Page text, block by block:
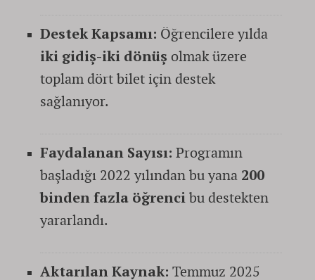
Destek Kapsamı: Öğrencilere yılda
iki gidiş-iki dönüş olmak üzere
toplam dört bilet için destek
sağlanıyor.
Faydalanan Sayısı: Programın
başladığı 2022 yılından bu yana 200
binden fazla öğrencibu destekten
yararlandı.
Aktarılan Kaynak: Temmuz 2025